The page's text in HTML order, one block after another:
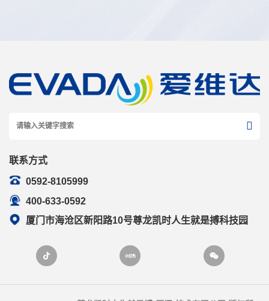
联系方式
0592-8105999
400-633-0592
厦门市海沧区新阳路10号尊龙凯时人生就是搏科技园